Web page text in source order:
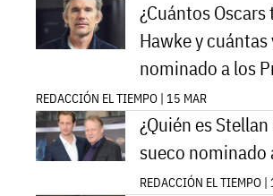
¿Cuántos
Hawke y cuántas
nominado a los
REDACCIÓN EL TIEMPO | 15 MAR
¿Quién es
sueco nominado
REDACCIÓN EL TIEMPO |